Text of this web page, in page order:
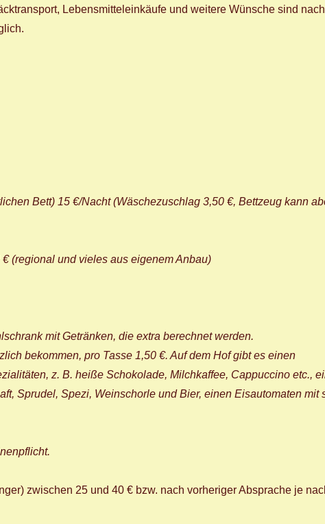
Lebensmitteleinkäufe und weitere Wünsche sind nach
Bett) 15 €/Nacht (Wäschezuschlag 3,50 €, Bettzeug kann
(regional und vieles aus eigenem Anbau)
mit Getränken, die extra berechnet werden.
bekommen, pro Tasse 1,50 €. Auf dem Hof gibt es einen
z. B. heiße Schokolade, Milchkaffee, Cappuccino etc.,
Sprudel, Spezi, Weinschorle und Bier, einen Eisautomaten mit
zwischen 25 und 40 € bzw. nach vorheriger Absprache je